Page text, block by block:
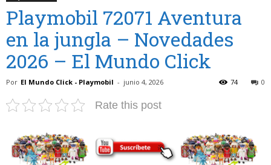
Playmobil 72071 Aventura
en la jungla – Novedades
2026 – El Mundo Click
Por El Mundo Click - Playmobil - junio 4, 2026 0
74
Rate this post